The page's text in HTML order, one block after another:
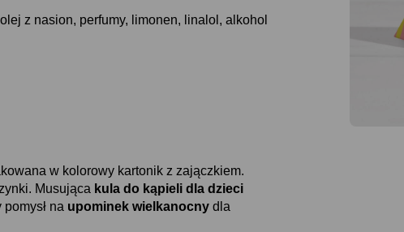
z nasion, perfumy, limonen, linalol, alkohol
w kolorowy kartonik z zajączkiem.
Musująca kula do kąpieli dla dzieci
na upominek wielkanocny dla